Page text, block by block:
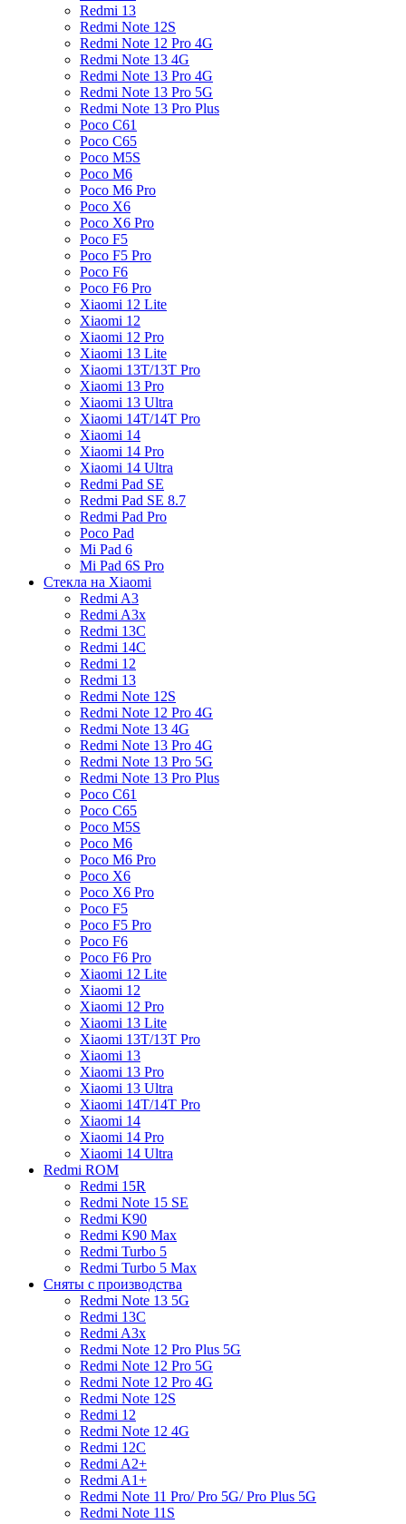
Redmi 13
Redmi Note 12S
Redmi Note 12 Pro 4G
Redmi Note 13 4G
Redmi Note 13 Pro 4G
Redmi Note 13 Pro 5G
Redmi Note 13 Pro Plus
Poco C61
Poco C65
Poco M5S
Poco M6
Poco M6 Pro
Poco X6
Poco X6 Pro
Poco F5
Poco F5 Pro
Poco F6
Poco F6 Pro
Xiaomi 12 Lite
Xiaomi 12
Xiaomi 12 Pro
Xiaomi 13 Lite
Xiaomi 13T/13T Pro
Xiaomi 13 Pro
Xiaomi 13 Ultra
Xiaomi 14T/14T Pro
Xiaomi 14
Xiaomi 14 Pro
Xiaomi 14 Ultra
Redmi Pad SE
Redmi Pad SE 8.7
Redmi Pad Pro
Poco Pad
Mi Pad 6
Mi Pad 6S Pro
Стекла на Xiaomi
Redmi A3
Redmi A3x
Redmi 13C
Redmi 14C
Redmi 12
Redmi 13
Redmi Note 12S
Redmi Note 12 Pro 4G
Redmi Note 13 4G
Redmi Note 13 Pro 4G
Redmi Note 13 Pro 5G
Redmi Note 13 Pro Plus
Poco C61
Poco C65
Poco M5S
Poco M6
Poco M6 Pro
Poco X6
Poco X6 Pro
Poco F5
Poco F5 Pro
Poco F6
Poco F6 Pro
Xiaomi 12 Lite
Xiaomi 12
Xiaomi 12 Pro
Xiaomi 13 Lite
Xiaomi 13T/13T Pro
Xiaomi 13
Xiaomi 13 Pro
Xiaomi 13 Ultra
Xiaomi 14T/14T Pro
Xiaomi 14
Xiaomi 14 Pro
Xiaomi 14 Ultra
Redmi ROM
Redmi 15R
Redmi Note 15 SE
Redmi K90
Redmi K90 Max
Redmi Turbo 5
Redmi Turbo 5 Max
Сняты с производства
Redmi Note 13 5G
Redmi 13C
Redmi A3x
Redmi Note 12 Pro Plus 5G
Redmi Note 12 Pro 5G
Redmi Note 12 Pro 4G
Redmi Note 12S
Redmi 12
Redmi Note 12 4G
Redmi 12C
Redmi A2+
Redmi A1+
Redmi Note 11 Pro/ Pro 5G/ Pro Plus 5G
Redmi Note 11S